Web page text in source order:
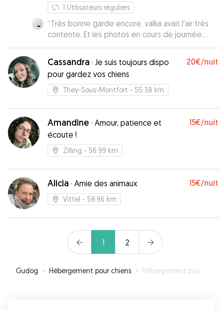
1 Utilisateurs réguliers
“Très bonne garde encore, valka avait l'air très
contente. Et les photos en cours de journée
sont super;”
Cassandra · Je suis toujours dispo
pour gardez vos chiens
20€/nuit
They-Sous-Montfort - 55.38 km
Amandine · Amour, patience et
écoute !
15€/nuit
Zilling - 56.99 km
Alicia · Amie des animaux 15€/nuit
Vittel - 58.96 km
1 2
Gudog » Hébergement pour chiens » Hébergement pour votre chien à Lunéville